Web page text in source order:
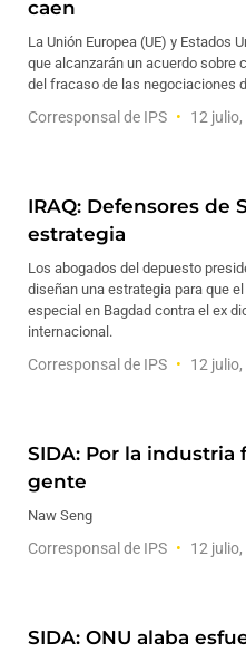
caen
La Unión Europea (UE) y Estados
que alcanzarán un acuerdo sobre
del fracaso de las negociaciones
Corresponsal de IPS 12
IRAQ: Defensores de
estrategia
Los abogados del depuesto
diseñan una estrategia para que
especial en Bagdad contra el ex
internacional.
Corresponsal de IPS 12
SIDA: Por la industria
gente
Naw Seng
Corresponsal de IPS 12
SIDA: ONU alaba